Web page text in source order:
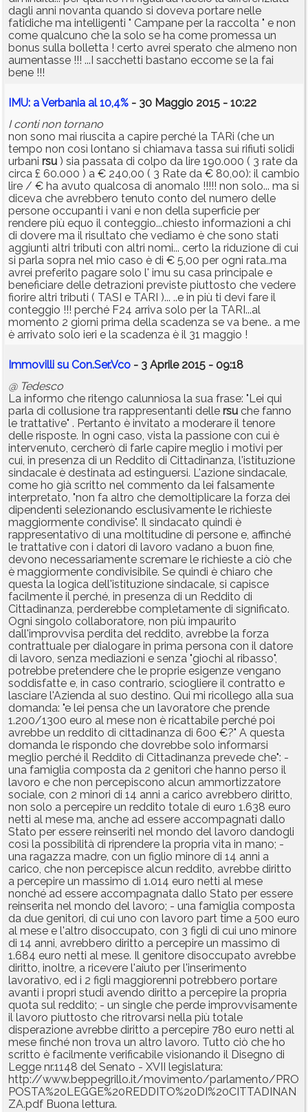
dagli anni novanta quando si doveva portare nelle
fatidiche ma intelligenti " Campane per la raccolta " e non
come qualcuno che la solo se ha come promessa un
bonus sulla bolletta ! certo avrei sperato che almeno non
aumentasse !!! ...I sacchetti bastano eccome se la fai
bene !!!
IMU: a Verbania al 10,4% - 30 Maggio 2015 - 10:22
I conti non tornano
non sono mai riuscita a capire perché la TARi (che un
tempo non così lontano si chiamava tassa sui rifiuti solidi
urbani rsu ) sia passata di colpo da lire 190.000 ( 3 rate da
circa £ 60.000 ) a € 240,00 ( 3 Rate da € 80,00): il cambio
lire / € ha avuto qualcosa di anomalo !!!!! non solo... ma si
diceva che avrebbero tenuto conto del numero delle
persone occupanti i vani e non della superficie per
rendere più equo il conteggio...chiesto informazioni a chi
di dovere ma il risultato che vediamo è che sono stati
aggiunti altri tributi con altri nomi... certo la riduzione di cui
si parla sopra nel mio caso è di € 5,00 per ogni rata..ma
avrei preferito pagare solo l' imu su casa principale e
beneficiare delle detrazioni previste piuttosto che vedere
fiorire altri tributi ( TASI e TARI )... ..e in più ti devi fare il
conteggio !!! perché F24 arriva solo per la TARI...al
momento 2 giorni prima della scadenza se va bene.. a me
è arrivato solo ieri e la scadenza è il 31 maggio !
Immovilli su Con.Ser.Vco - 3 Aprile 2015 - 09:18
@ Tedesco
La informo che ritengo calunniosa la sua frase: "Lei qui
parla di collusione tra rappresentanti delle rsu che fanno
le trattative" . Pertanto è invitato a moderare il tenore
delle risposte. In ogni caso, vista la passione con cui è
intervenuto, cercherò di farle capire meglio i motivi per
cui, in presenza di un Reddito di Cittadinanza, l'istituzione
sindacale è destinata ad estinguersi. L'azione sindacale,
come ho già scritto nel commento da lei falsamente
interpretato, "non fa altro che demoltiplicare la forza dei
dipendenti selezionando esclusivamente le richieste
maggiormente condivise". Il sindacato quindi è
rappresentativo di una moltitudine di persone e, affinché
le trattative con i datori di lavoro vadano a buon fine,
devono necessariamente scremare le richieste a ciò che
è maggiormente condivisibile. Se quindi è chiaro che
questa la logica dell'istituzione sindacale, si capisce
facilmente il perché, in presenza di un Reddito di
Cittadinanza, perderebbe completamente di significato.
Ogni singolo collaboratore, non più impaurito
dall'improvvisa perdita del reddito, avrebbe la forza
contrattuale per dialogare in prima persona con il datore
di lavoro, senza mediazioni e senza "giochi al ribasso",
potrebbe pretendere che le proprie esigenze vengano
soddisfatte e, in caso contrario, sciogliere il contratto e
lasciare l'Azienda al suo destino. Qui mi ricollego alla sua
domanda: "e lei pensa che un lavoratore che prende
1.200/1300 euro al mese non è ricattabile perché poi
avrebbe un reddito di cittadinanza di 600 €?" A questa
domanda le rispondo che dovrebbe solo informarsi
meglio perché il Reddito di Cittadinanza prevede che": -
una famiglia composta da 2 genitori che hanno perso il
lavoro e che non percepiscono alcun ammortizzatore
sociale, con 2 minori di 14 anni a carico avrebbero diritto,
non solo a percepire un reddito totale di euro 1.638 euro
netti al mese ma, anche ad essere accompagnati dallo
Stato per essere reinseriti nel mondo del lavoro dandogli
così la possibilità di riprendere la propria vita in mano; -
una ragazza madre, con un figlio minore di 14 anni a
carico, che non percepisce alcun reddito, avrebbe diritto
a percepire un massimo di 1.014 euro netti al mese
nonché ad essere accompagnata dallo Stato per essere
reinserita nel mondo del lavoro; - una famiglia composta
da due genitori, di cui uno con lavoro part time a 500 euro
al mese e l'altro disoccupato, con 3 figli di cui uno minore
di 14 anni, avrebbero diritto a percepire un massimo di
1.684 euro netti al mese. Il genitore disoccupato avrebbe
diritto, inoltre, a ricevere l'aiuto per l'inserimento
lavorativo, ed i 2 figli maggiorenni potrebbero portare
avanti i propri studi avendo diritto a percepire la propria
quota sul reddito; - un single che perde improvvisamente
il lavoro piuttosto che ritrovarsi nella più totale
disperazione avrebbe diritto a percepire 780 euro netti al
mese finché non trova un altro lavoro. Tutto ciò che ho
scritto è facilmente verificabile visionando il Disegno di
Legge nr.1148 del Senato - XVII legislatura:
http://www.beppegrillo.it/movimento/parlamento/PRO
POSTA%20LEGGE%20REDDITO%20DI%20CITTADINAN
ZA.pdf Buona lettura.